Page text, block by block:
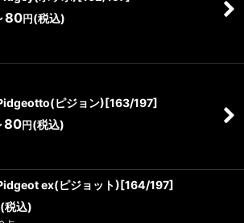
80円 (税込)
ピジョン)[163/197]
80円 (税込)
ex(ピジョット)[164/197]
(税込)